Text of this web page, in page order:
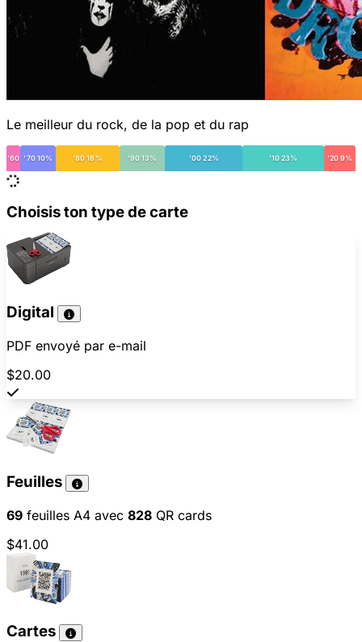
Le meilleur du rock, de la pop et du rap
'60 '70 10% '80 18% '90 13% '00 22% '10 23% '20 9%
Choisis ton type de carte
Digital
PDF envoyé par e-mail
$20.00
Feuilles
69 feuilles A4 avec 828 QR cards
$41.00
Cartes